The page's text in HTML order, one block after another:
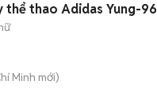
thể thao Adidas Yung-96
Minh mới)